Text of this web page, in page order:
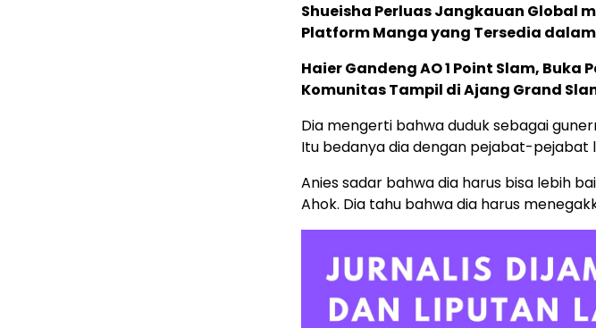
Shueisha Perluas Jangkauan Global
Platform Manga yang Tersedia dalam
Haier Gandeng AO 1 Point Slam, Buka
Komunitas Tampil di Ajang Grand
Dia mengerti bahwa duduk sebagai
Itu bedanya dia dengan pejabat-pejabat
Anies sadar bahwa dia harus bisa lebih
Ahok. Dia tahu bahwa dia harus